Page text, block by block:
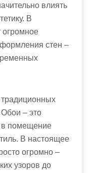
влиять
В
огромное
стен –
– это
в помещение
В настоящее
огромно –
узоров до